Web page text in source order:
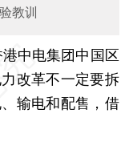
教训
港中电集团中国区
改革不一定要拆
输电和配售，借